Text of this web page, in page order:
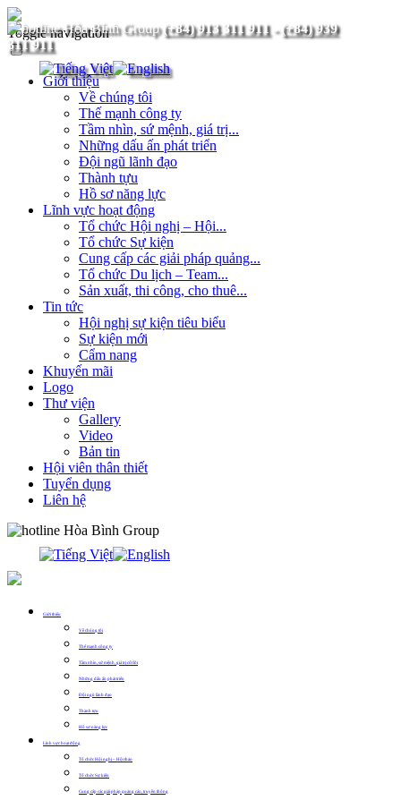
(+84) 913 311 911- (+84) 939
311 911
Toggle navigation
Giới thiệu
Về chúng tôi
Thế mạnh công ty
Tầm nhìn, sứ mệnh, giá trị...
Những dấu ấn phát triển
Đội ngũ lãnh đạo
Thành tựu
Hồ sơ năng lực
Lĩnh vực hoạt động
Tổ chức Hội nghị – Hội...
Tổ chức Sự kiện
Cung cấp các giải pháp quảng...
Tổ chức Du lịch – Team...
Sản xuất, thi công, cho thuê...
Tin tức
Hội nghị sự kiện tiêu biểu
Sự kiện mới
Cẩm nang
Khuyến mãi
Logo
Thư viện
Gallery
Video
Bản tin
Hội viên thân thiết
Tuyển dụng
Liên hệ
Giới thiệu
Về chúng tôi
Thế mạnh công ty
Tầm nhìn, sứ mệnh, giá trị cốt lõi
Những dấu ấn phát triển
Đội ngũ lãnh đạo
Thành tựu
Hồ sơ năng lực
Lĩnh vực hoạt động
Tổ chức Hội nghị – Hội thảo
Tổ chức Sự kiện
Cung cấp các giải pháp quảng cáo, truyền thông